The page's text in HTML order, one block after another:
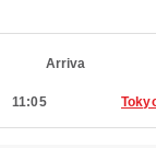
Arriva
11:05